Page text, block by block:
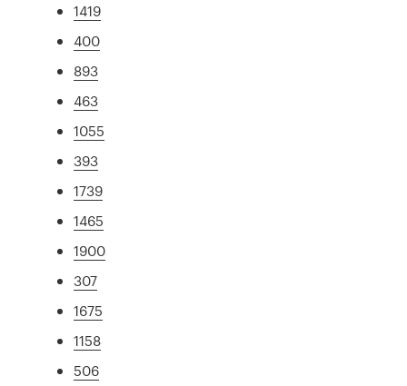
1419
400
893
463
1055
393
1739
1465
1900
307
1675
1158
506